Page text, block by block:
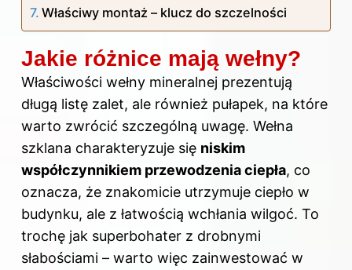
Właściwy montaż – klucz do szczelności
Jakie różnice mają wełny?
Właściwości wełny mineralnej prezentują
długą listę zalet, ale również pułapek, na które
warto zwrócić szczególną uwagę. Wełna
szklana charakteryzuje się niskim
współczynnikiem przewodzenia ciepła, co
oznacza, że znakomicie utrzymuje ciepło w
budynku, ale z łatwością wchłania wilgoć. To
trochę jak superbohater z drobnymi
słabościami – warto więc zainwestować w